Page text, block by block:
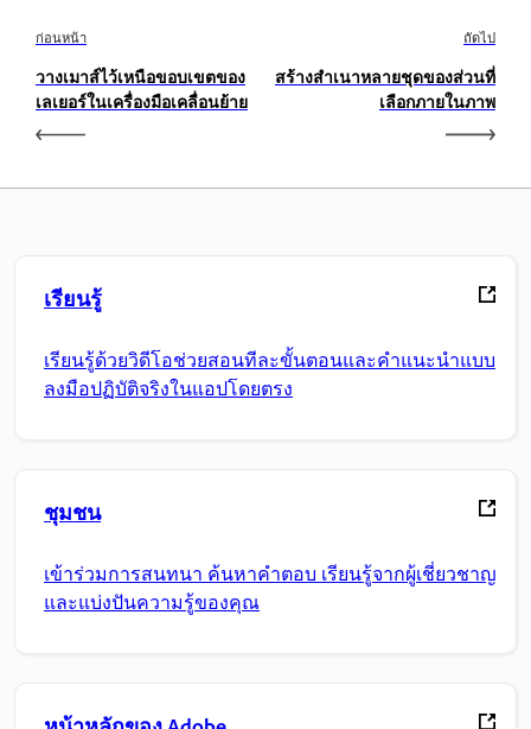
ก่อนหน้า
วางเมาส์ไว้เหนือขอบเขตของ
เลเยอร์ในเครื่องมือเคลื่อนย้าย
ถัดไป
สร้างสำเนาหลายชุดของส่วนที่
เลือกภายในภาพ
เรียนรู้
เรียนรู้ด้วยวิดีโอช่วยสอนทีละขั้นตอนและคำแนะนำแบบ
ลงมือปฏิบัติจริงในแอปโดยตรง
ชุมชน
เข้าร่วมการสนทนา ค้นหาคำตอบ เรียนรู้จากผู้เชี่ยวชาญ
และแบ่งปันความรู้ของคุณ